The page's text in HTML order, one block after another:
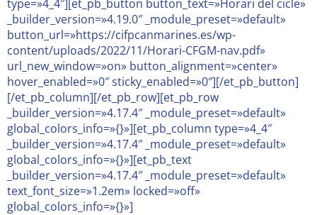
type=»4_4″][et_pb_button button_text=»Horari del cicle»
_builder_version=»4.19.0″ _module_preset=»default»
button_url=»https://cifpcanmarines.es/wp-
content/uploads/2022/11/Horari-CFGM-nav.pdf»
url_new_window=»on» button_alignment=»center»
hover_enabled=»0″ sticky_enabled=»0″][/et_pb_button]
[/et_pb_column][/et_pb_row][et_pb_row
_builder_version=»4.17.4″ _module_preset=»default»
global_colors_info=»{}»][et_pb_column type=»4_4″
_builder_version=»4.17.4″ _module_preset=»default»
global_colors_info=»{}»][et_pb_text
_builder_version=»4.17.4″ _module_preset=»default»
text_font_size=»1.2em» locked=»off»
global_colors_info=»{}»]